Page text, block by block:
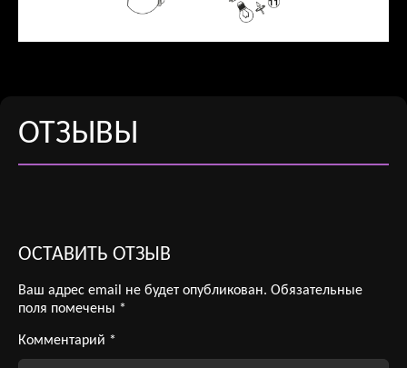
ОТЗЫВЫ
ОСТАВИТЬ ОТЗЫВ
Ваш адрес email не будет опубликован. Обязательные
поля помечены *
Комментарий *